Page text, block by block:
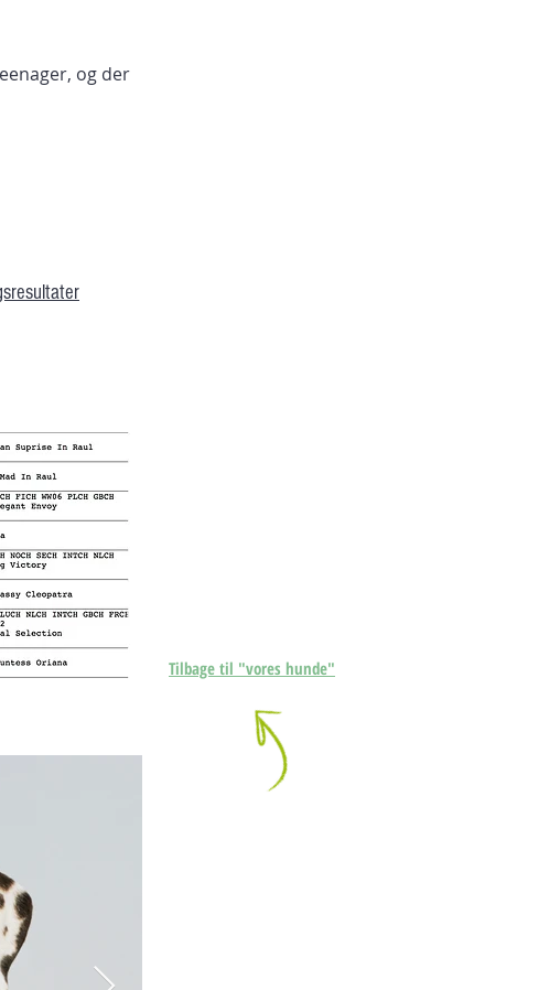
og der
Tilbage til "vores hunde"